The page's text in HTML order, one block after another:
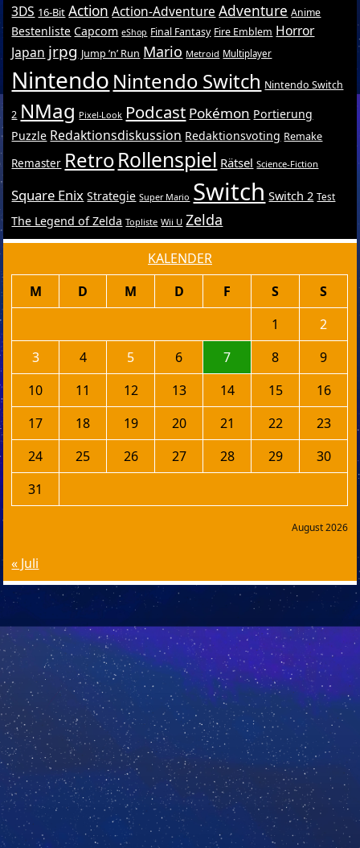
3DS 16-Bit Action Action-Adventure Adventure Anime
Bestenliste Capcom eShop Final Fantasy Fire Emblem Horror
Japan jrpg Jump ’n’ Run Mario Metroid Multiplayer
Nintendo Nintendo Switch Nintendo Switch
2 NMag Pixel-Look Podcast Pokémon Portierung
Puzzle Redaktionsdiskussion Redaktionsvoting Remake
Remaster RetroRollenspiel Rätsel Science-Fiction
Square Enix Strategie Super Mario Switch Switch 2 Test
The Legend of Zelda Topliste Wii U Zelda
KALENDER
August 2026
M D M D F S
S
1
2
3
4 5 6 7 8
9
10
11 12 13 14 15
16
17
18 19 20 21 22
23
24
25 26 27 28 29
30
31
« Juli